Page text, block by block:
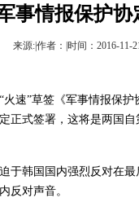
事情报保护
来源:|作者：|时间：2016-11-
”草签《军事情报保护
正式签署，这将是两国
韩国国内强烈反对在最
反对声音。